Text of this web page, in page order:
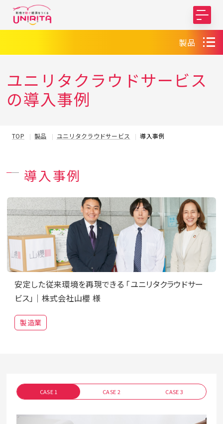
製品
ユニリタクラウドサービス
の導入事例
TOP 製品 ユニリタクラウドサービス 導入事例
導入事例
安定した従来環境を再現できる 「ユニリタクラウドサー
ビス」｜株式会社山櫻 様
製造業
CASE 1 CASE 2 CASE 3